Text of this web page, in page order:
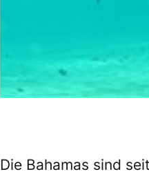
Die Bahamas sind